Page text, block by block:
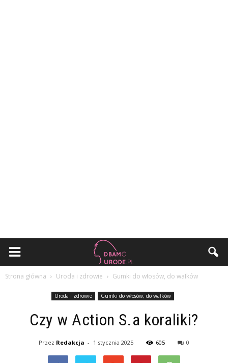
Strona główna Uroda i zdrowie Gumki do włosów, do wałków
Uroda i zdrowie Gumki do włosów, do wałków
Czy w Action S.a koraliki?
Przez Redakcja - 1 stycznia 2025 605 0